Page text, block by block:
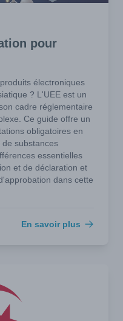
pour
électroniques
? L'UEE est un
cadre réglementaire
Ce guide offre un
obligatoires en
substances
essentielles
et de déclaration et
dans cette
En savoir plus